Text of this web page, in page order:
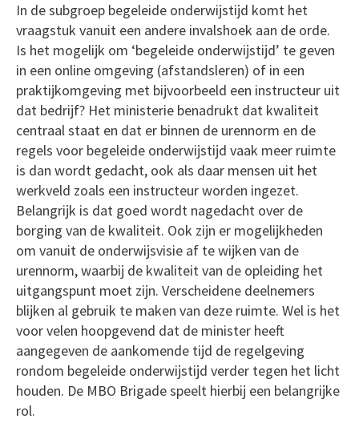
In de subgroep begeleide onderwijstijd komt het
vraagstuk vanuit een andere invalshoek aan de orde.
Is het mogelijk om ‘begeleide onderwijstijd’ te geven
in een online omgeving (afstandsleren) of in een
praktijkomgeving met bijvoorbeeld een instructeur uit
dat bedrijf? Het ministerie benadrukt dat kwaliteit
centraal staat en dat er binnen de urennorm en de
regels voor begeleide onderwijstijd vaak meer ruimte
is dan wordt gedacht, ook als daar mensen uit het
werkveld zoals een instructeur worden ingezet.
Belangrijk is dat goed wordt nagedacht over de
borging van de kwaliteit. Ook zijn er mogelijkheden
om vanuit de onderwijsvisie af te wijken van de
urennorm, waarbij de kwaliteit van de opleiding het
uitgangspunt moet zijn. Verscheidene deelnemers
blijken al gebruik te maken van deze ruimte. Wel is het
voor velen hoopgevend dat de minister heeft
aangegeven de aankomende tijd de regelgeving
rondom begeleide onderwijstijd verder tegen het licht
houden. De MBO Brigade speelt hierbij een belangrijke
rol.